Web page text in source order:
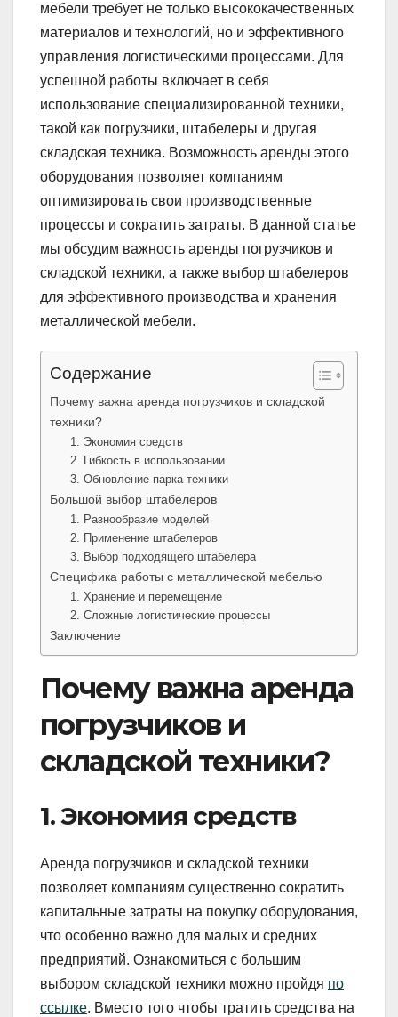
мебели требует не только высококачественных
материалов и технологий, но и эффективного
управления логистическими процессами. Для
успешной работы включает в себя
использование специализированной техники,
такой как погрузчики, штабелеры и другая
складская техника. Возможность аренды этого
оборудования позволяет компаниям
оптимизировать свои производственные
процессы и сократить затраты. В данной статье
мы обсудим важность аренды погрузчиков и
складской техники, а также выбор штабелеров
для эффективного производства и хранения
металлической мебели.
Содержание
Почему важна аренда погрузчиков и складской
техники?
1. Экономия средств
2. Гибкость в использовании
3. Обновление парка техники
Большой выбор штабелеров
1. Разнообразие моделей
2. Применение штабелеров
3. Выбор подходящего штабелера
Специфика работы с металлической мебелью
1. Хранение и перемещение
2. Сложные логистические процессы
Заключение
Почему важна аренда
погрузчиков и
складской техники?
1. Экономия средств
Аренда погрузчиков и складской техники
позволяет компаниям существенно сократить
капитальные затраты на покупку оборудования,
что особенно важно для малых и средних
предприятий. Ознакомиться с большим
выбором складской техники можно пройдя по
ссылке. Вместо того чтобы тратить средства на